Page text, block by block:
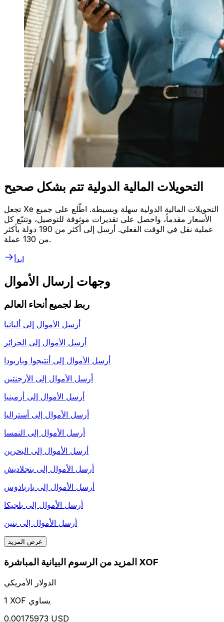
التحويلات المالية الدولية تتم بشكل صحيح
تجعل Xe التحويلات المالية الدولية سهلة وبسيطة. اطّلع على جميع
الأسعار مقدماً، واحصل على تقديرات موثوقة للتوصيل، وتتبّع كل
عملية نقل في الوقت الفعلي. أرسل إلى أكثر من 190 دولة بأكثر
من 130 عملة.
ابدأ
وجهات إرسال الأموال
ربط لجميع أنحاء العالم
أرسل الأموال إلى ألبانيا
أرسل الأموال إلى الجزائر
أرسل الأموال إلى أنتيجوا وباربودا
أرسل الأموال إلى الأرجنتين
أرسل الأموال إلى أرمينيا
أرسل الأموال إلى أستراليا
أرسل الأموال إلى النمسا
أرسل الأموال إلى البحرين
أرسل الأموال إلى بنجلاديش
أرسل الأموال إلى باربادوس
أرسل الأموال إلى بلجيكا
أرسل الأموال إلى بنين
عرض المزيد
المزيد من الرسوم البيانية المباشرة XOF
الدولار الأمريكي
1 XOF يساوي
0.00175973 USD